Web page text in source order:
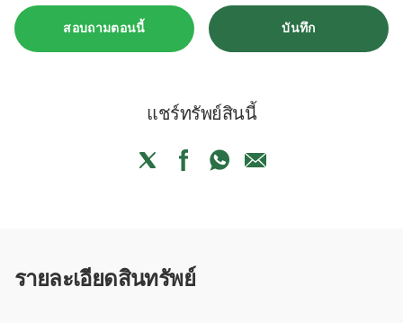
สอบถามตอนนี้ บันทึก
แชร์ทรัพย์สินนี้
รายละเอียดสินทรัพย์